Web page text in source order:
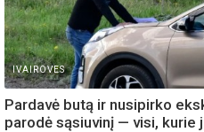
IVAIROVES
Pardavė butą ir nusipirko
parodė sąsiuvinį — visi, kurie